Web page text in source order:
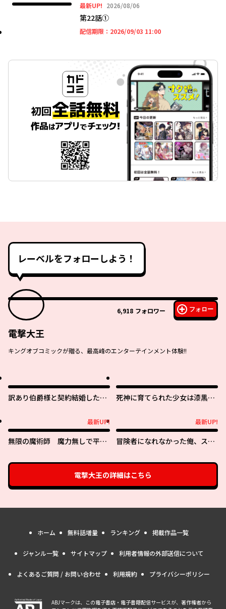
最新UP! 2026/08/06
2026年08月06日
第22話①
配信期限： 2026/09/03 11:002026年09月03日 11時
レーベルをフォローしよう！
6,918 フォロワー フォロー
電撃大王
キングオブコミックが贈る、最高峰のエンターテインメント体験!!
訳あり伯爵様と契約結婚した
死神に育てられた少女は漆黒の
最新UP!
無限の魔術師 魔力無しで平民
の魔力持ち。
最新UP!
冒険者になれなかった俺、スキ
の子を人助け!?
電撃大王の詳細はこちら
ホーム 無料話増量 ランキング 掲載作品一覧
ジャンル一覧 サイトマップ 利用者情報の外部送信について
よくあるご質問 / お問い合わせ 利用規約 プライバシーポリシー
ABJマークは、この電子書店・電子書籍配信サービスが、著作権者から